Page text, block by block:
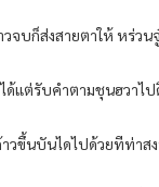
วจบก็ส่งสายตาให้ หร่วน
ด้แต่รับคำตามชุนฮวาไป
าวขึ้นบันไดไปด้วยทีท่าส